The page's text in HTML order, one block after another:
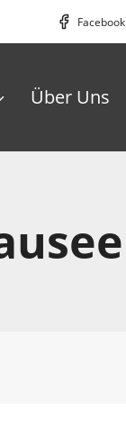
Facebook
Über Uns